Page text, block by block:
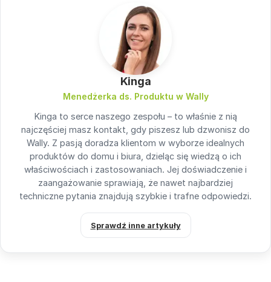
Kinga
Menedżerka ds. Produktu w Wally
Kinga to serce naszego zespołu – to właśnie z nią
najczęściej masz kontakt, gdy piszesz lub dzwonisz do
Wally. Z pasją doradza klientom w wyborze idealnych
produktów do domu i biura, dzieląc się wiedzą o ich
właściwościach i zastosowaniach. Jej doświadczenie i
zaangażowanie sprawiają, że nawet najbardziej
techniczne pytania znajdują szybkie i trafne odpowiedzi.
Sprawdź inne artykuły